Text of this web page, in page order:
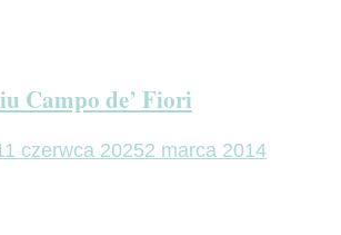
Campo de’ Fiori
czerwca 20252 marca 2014